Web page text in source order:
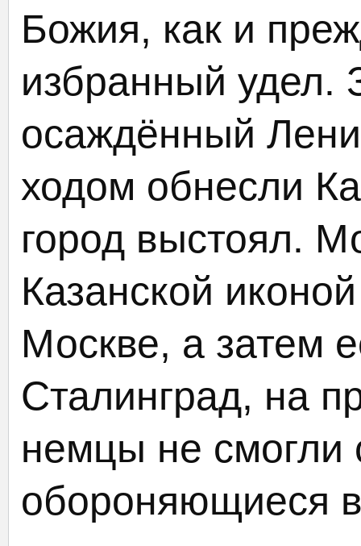
Божия, как и
избранный удел.
осаждённый
ходом обнесли
город выстоял.
Казанской
Москве, а затем
Сталинград, на
немцы не смогли
обороняющиеся